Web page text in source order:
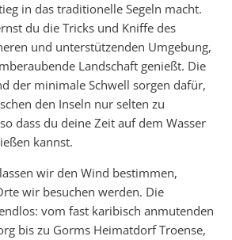
in das traditionelle Segeln macht.
du die Tricks und Kniffe des
und unterstützenden Umgebung,
Landschaft genießt. Die
der minimale Schwell sorgen dafür,
den Inseln nur selten zu
dass du deine Zeit auf dem Wasser
kannst.
wir den Wind bestimmen,
wir besuchen werden. Die
vom fast karibisch anmutenden
bis zu Gorms Heimatdorf Troense,